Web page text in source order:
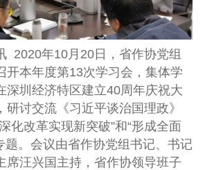
2020年10月 20日，省作协党组
开本年度第13次学习会，集体学
深圳经济特区建立40周年庆祝大
讨交流《习近平谈治国理政》
化改革实现新突破”和“形成全面
题。会议由省作协党组书记、书记
席汪兴国主持，省作协领导班子